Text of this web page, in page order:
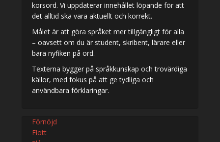
korsord. Vi uppdaterar innehållet löpande för att
det alltid ska vara aktuellt och korrekt.
Målet är att göra språket mer tillgängligt för alla
– oavsett om du är student, skribent, lärare eller
bara nyfiken på ord.
Texterna bygger på språkkunskap och trovärdiga
källor, med fokus på att ge tydliga och
användbara förklaringar.
Förnöjd
Flott